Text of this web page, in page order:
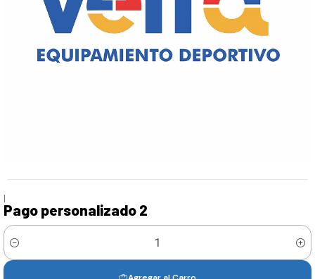
|
Pago personalizado 2
Cantidad